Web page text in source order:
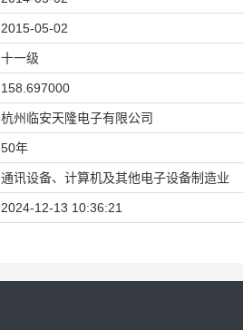
2015-05-02
十一级
158.697000
杭州临安天隆电子有限公司
50年
通讯设备、计算机及其他电子设备制造业
2024-12-13 10:36:21